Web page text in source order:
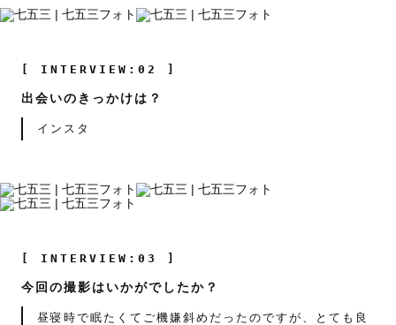
[ INTERVIEW:02 ]
出会いのきっかけは？
インスタ
[ INTERVIEW:03 ]
今回の撮影はいかがでしたか？
昼寝時で眠たくてご機嫌斜めだったのですが、とても良